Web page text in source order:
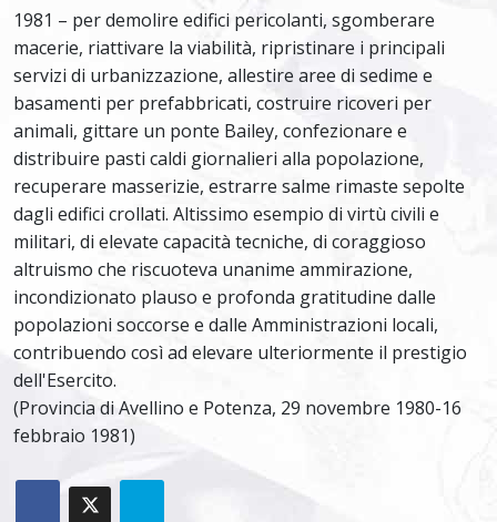
1981 – per demolire edifici pericolanti, sgomberare
macerie, riattivare la viabilità, ripristinare i principali
servizi di urbanizzazione, allestire aree di sedime e
basamenti per prefabbricati, costruire ricoveri per
animali, gittare un ponte Bailey, confezionare e
distribuire pasti caldi giornalieri alla popolazione,
recuperare masserizie, estrarre salme rimaste sepolte
dagli edifici crollati. Altissimo esempio di virtù civili e
militari, di elevate capacità tecniche, di coraggioso
altruismo che riscuoteva unanime ammirazione,
incondizionato plauso e profonda gratitudine dalle
popolazioni soccorse e dalle Amministrazioni locali,
contribuendo così ad elevare ulteriormente il prestigio
dell'Esercito.
(Provincia di Avellino e Potenza, 29 novembre 1980-16
febbraio 1981)